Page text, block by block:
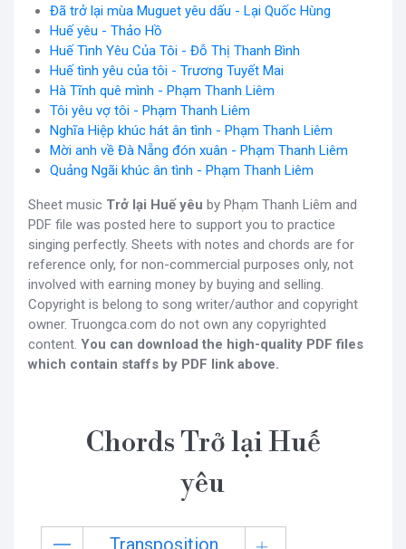
Đã trở lại mùa Muguet yêu dấu - Lại Quốc Hùng
Huế yêu - Thảo Hồ
Huế Tình Yêu Của Tôi - Đỗ Thị Thanh Bình
Huế tình yêu của tôi - Trương Tuyết Mai
Hà Tĩnh quê mình - Phạm Thanh Liêm
Tôi yêu vợ tôi - Phạm Thanh Liêm
Nghĩa Hiệp khúc hát ân tình - Phạm Thanh Liêm
Mời anh về Đà Nẵng đón xuân - Phạm Thanh Liêm
Quảng Ngãi khúc ân tình - Phạm Thanh Liêm
Sheet music Trở lại Huế yêu by Phạm Thanh Liêm and
PDF file was posted here to support you to practice
singing perfectly. Sheets with notes and chords are for
reference only, for non-commercial purposes only, not
involved with earning money by buying and selling.
Copyright is belong to song writer/author and copyright
owner. Truongca.com do not own any copyrighted
content. You can download the high-quality PDF files
which contain staffs by PDF link above.
Chords Trở lại Huế
yêu
Transposition